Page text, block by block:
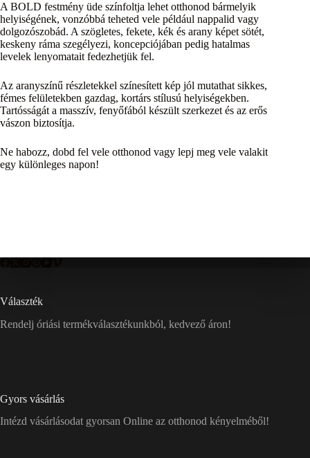
A BOLD festmény üde színfoltja lehet otthonod bármelyik
helyiségének, vonzóbbá teheted vele például nappalid vagy
dolgozószobád. A szögletes, fekete, kék és arany képet sötét,
keskeny ráma szegélyezi, koncepciójában pedig hatalmas
levelek lenyomatait fedezhetjük fel.
Az aranyszínű részletekkel színesített kép jól mutathat sikkes,
fémes felületekben gazdag, kortárs stílusú helyiségekben.
Tartósságát a masszív, fenyőfából készült szerkezet és az erős
vászon biztosítja.
Ne habozz, dobd fel vele otthonod vagy lepj meg vele valakit
egy különleges napon!
Választék
Rendelj óriási termékválasztékunkból, kedvező áron!
Gyors vásárlás
Intézd vásárlásodat gyorsan Online az otthonod kényelméből!